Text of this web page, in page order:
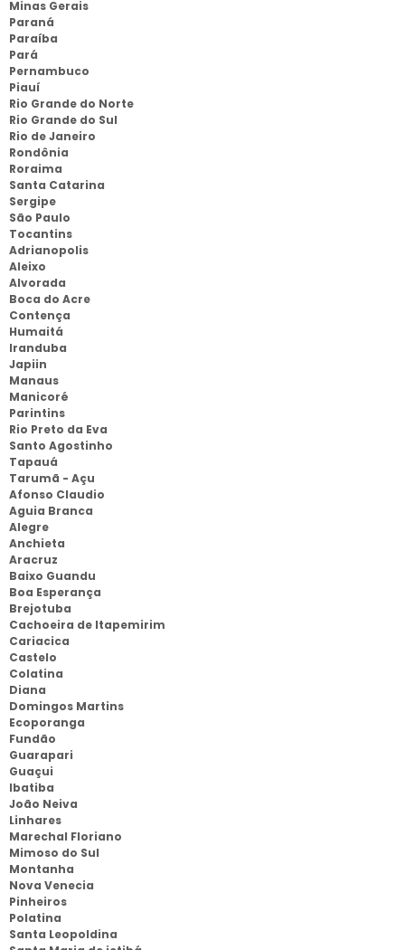
Minas Gerais
Paraná
Paraíba
Pará
Pernambuco
Piauí
Rio Grande do Norte
Rio Grande do Sul
Rio de Janeiro
Rondônia
Roraima
Santa Catarina
Sergipe
São Paulo
Tocantins
Adrianopolis
Aleixo
Alvorada
Boca do Acre
Contença
Humaitá
Iranduba
Japiin
Manaus
Manicoré
Parintins
Rio Preto da Eva
Santo Agostinho
Tapauá
Tarumã - Açu
Afonso Claudio
Aguia Branca
Alegre
Anchieta
Aracruz
Baixo Guandu
Boa Esperança
Brejotuba
Cachoeira de Itapemirim
Cariacica
Castelo
Colatina
Diana
Domingos Martins
Ecoporanga
Fundão
Guarapari
Guaçui
Ibatiba
João Neiva
Linhares
Marechal Floriano
Mimoso do Sul
Montanha
Nova Venecia
Pinheiros
Polatina
Santa Leopoldina